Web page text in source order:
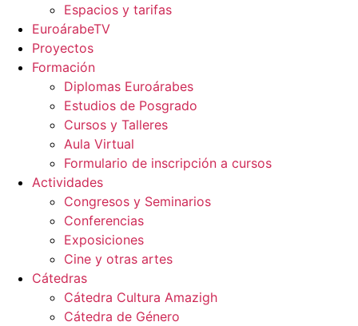
Espacios y tarifas
EuroárabeTV
Proyectos
Formación
Diplomas Euroárabes
Estudios de Posgrado
Cursos y Talleres
Aula Virtual
Formulario de inscripción a cursos
Actividades
Congresos y Seminarios
Conferencias
Exposiciones
Cine y otras artes
Cátedras
Cátedra Cultura Amazigh
Cátedra de Género